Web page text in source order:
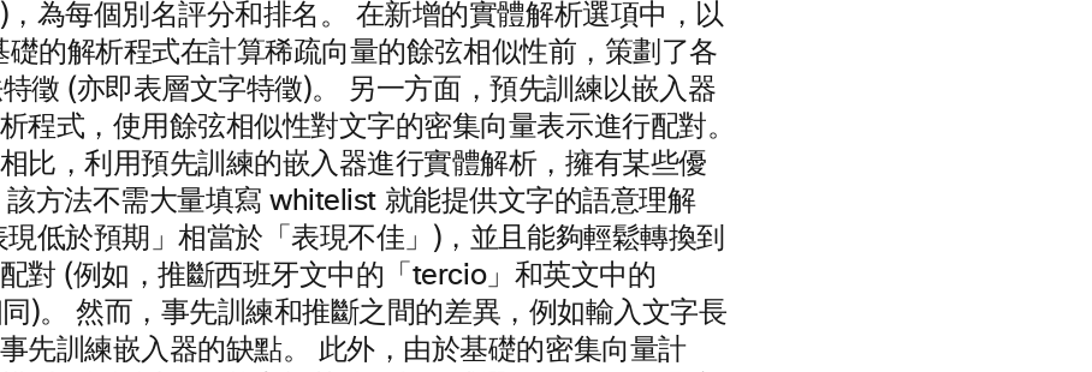
，為每個別名評分和排名。 在新增的實體解析選項中，以
礎的解析程式在計算稀疏向量的餘弦相似性前，策劃了各
徵 (亦即表層文字特徵)。 另一方面，預先訓練以嵌入器
程式，使用餘弦相似性對文字的密集向量表示進行配對。
比，利用預先訓練的嵌入器進行實體解析，擁有某些優
該方法不需大量填寫 whitelist 就能提供文字的語意理解
現低於預期」相當於「表現不佳」)，並且能夠輕鬆轉換到
對 (例如，推斷西班牙文中的「tercio」和英文中的
同)。 然而，事先訓練和推斷之間的差異，例如輸入文字長
先訓練嵌入器的缺點。 此外，由於基礎的密集向量計